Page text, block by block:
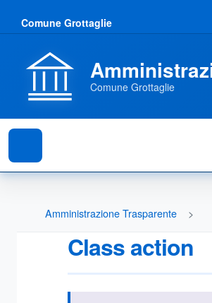
Comune Grottaglie
Comune Grottaglie
Amministrazione Trasparente
Class action